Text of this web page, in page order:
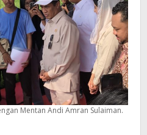
Mentan Andi Amran Sulaiman.